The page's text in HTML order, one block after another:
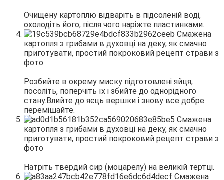
Очищену картоплю відваріть в підсоленій воді,
охолодіть його, після чого наріжте пластинками.
Розбийте в окрему миску підготовлені яйця,
посоліть, поперчіть їх і збийте до однорідного
стану.Влийте до яєць вершки і знову все добре
перемішайте.
Натріть твердий сир (моцарелу) на великій тертці.